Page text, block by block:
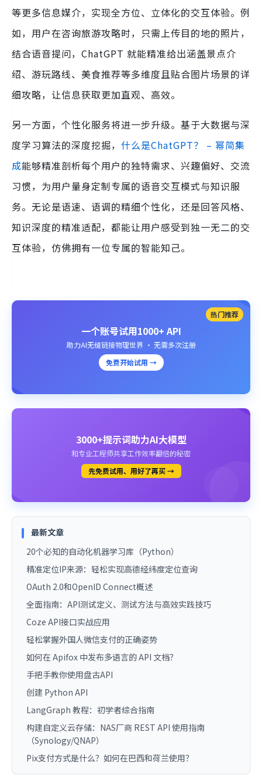
等更多信息媒介，实现全方位、立体化的交互体验。例
如，用户在咨询旅游攻略时，只需上传目的地的照片，
结合语音提问，ChatGPT 就能精准给出涵盖景点介
绍、游玩路线、美食推荐等多维度且贴合图片场景的详
细攻略，让信息获取更加直观、高效。
另一方面，个性化服务将进一步升级。基于大数据与深
度学习算法的深度挖掘， 什么是ChatGPT？ – 幂简集
成能够精准剖析每个用户的独特需求、兴趣偏好、交流
习惯，为用户量身定制专属的语音交互模式与知识服
务。无论是语速、语调的精细个性化，还是回答风格、
知识深度的精准适配，都能让用户感受到独一无二的交
互体验，仿佛拥有一位专属的智能知己。
热门推荐
一个账号试用1000+ API
助力AI无缝链接物理世界 · 无需多次注册
免费开始试用 →
3000+提示词助力AI大模型
和专业工程师共享工作效率翻倍的秘密
先免费试用、用好了再买 →
最新文章
20个必知的自动化机器学习库（Python）
精准定位IP来源：轻松实现高德经纬度定位查询
OAuth 2.0和OpenID Connect概述
全面指南：API测试定义、测试方法与高效实践技巧
Coze API接口实战应用
轻松掌握外国人微信支付的正确姿势
如何在 Apifox 中发布多语言的 API 文档？
手把手教你使用盘古API
创建 Python API
LangGraph 教程：初学者综合指南
构建自定义云存储：NAS厂商 REST API 使用指南
（Synology/QNAP）
Pix支付方式是什么？如何在巴西和荷兰使用？